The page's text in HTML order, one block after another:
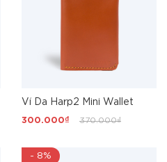
Ví Da Harp2 Mini Wallet
300.000₫ 370.000₫
- 8%